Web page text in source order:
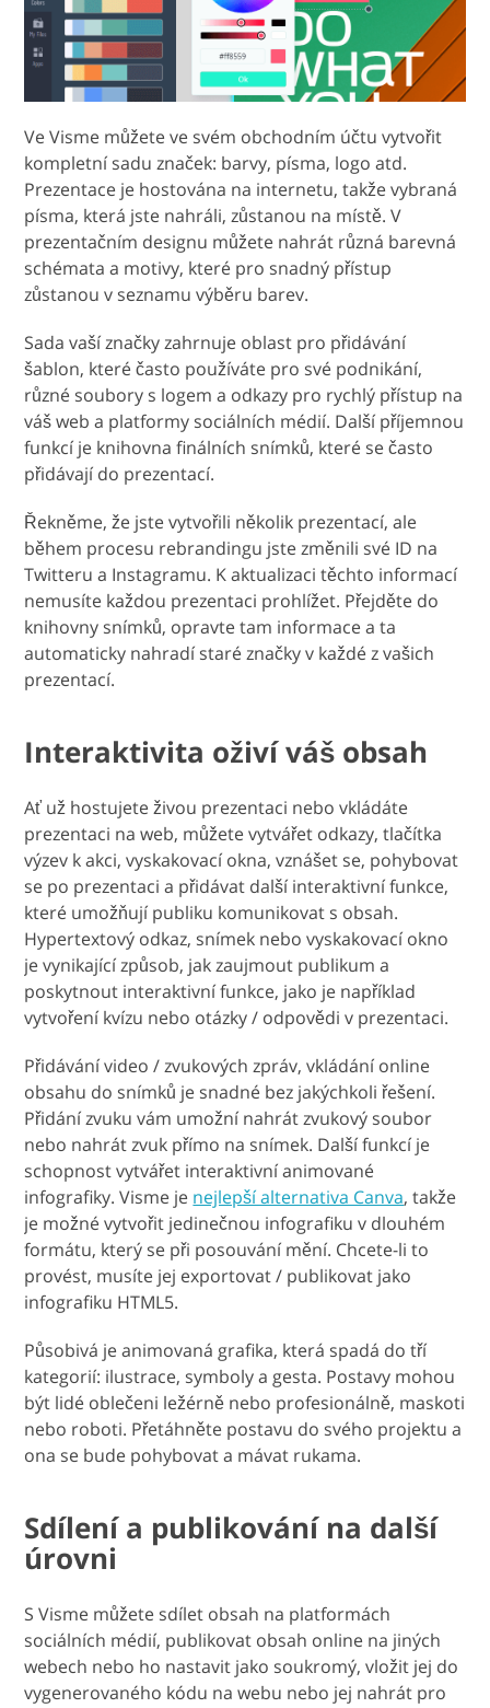
Ve Visme můžete ve svém obchodním účtu vytvořit
kompletní sadu značek: barvy, písma, logo atd.
Prezentace je hostována na internetu, takže vybraná
písma, která jste nahráli, zůstanou na místě. V
prezentačním designu můžete nahrát různá barevná
schémata a motivy, které pro snadný přístup
zůstanou v seznamu výběru barev.
Sada vaší značky zahrnuje oblast pro přidávání
šablon, které často používáte pro své podnikání,
různé soubory s logem a odkazy pro rychlý přístup na
váš web a platformy sociálních médií. Další příjemnou
funkcí je knihovna finálních snímků, které se často
přidávají do prezentací.
Řekněme, že jste vytvořili několik prezentací, ale
během procesu rebrandingu jste změnili své ID na
Twitteru a Instagramu. K aktualizaci těchto informací
nemusíte každou prezentaci prohlížet. Přejděte do
knihovny snímků, opravte tam informace a ta
automaticky nahradí staré značky v každé z vašich
prezentací.
Interaktivita oživí váš obsah
Ať už hostujete živou prezentaci nebo vkládáte
prezentaci na web, můžete vytvářet odkazy, tlačítka
výzev k akci, vyskakovací okna, vznášet se, pohybovat
se po prezentaci a přidávat další interaktivní funkce,
které umožňují publiku komunikovat s obsah.
Hypertextový odkaz, snímek nebo vyskakovací okno
je vynikající způsob, jak zaujmout publikum a
poskytnout interaktivní funkce, jako je například
vytvoření kvízu nebo otázky / odpovědi v prezentaci.
Přidávání video / zvukových zpráv, vkládání online
obsahu do snímků je snadné bez jakýchkoli řešení.
Přidání zvuku vám umožní nahrát zvukový soubor
nebo nahrát zvuk přímo na snímek. Další funkcí je
schopnost vytvářet interaktivní animované
infografiky. Visme je nejlepší alternativa Canva, takže
je možné vytvořit jedinečnou infografiku v dlouhém
formátu, který se při posouvání mění. Chcete-li to
provést, musíte jej exportovat / publikovat jako
infografiku HTML5.
Působivá je animovaná grafika, která spadá do tří
kategorií: ilustrace, symboly a gesta. Postavy mohou
být lidé oblečeni ležérně nebo profesionálně, maskoti
nebo roboti. Přetáhněte postavu do svého projektu a
ona se bude pohybovat a mávat rukama.
Sdílení a publikování na další
úrovni
S Visme můžete sdílet obsah na platformách
sociálních médií, publikovat obsah online na jiných
webech nebo ho nastavit jako soukromý, vložit jej do
vygenerovaného kódu na webu nebo jej nahrát pro